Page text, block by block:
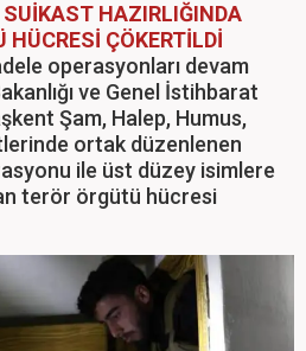
HAZIRLIĞINDA
HÜCRESİ ÇÖKERTİLDİ
operasyonları devam
ve Genel İstihbarat
Şam, Halep, Humus,
ortak düzenlenen
ile üst düzey isimlere
terör örgütü hücresi